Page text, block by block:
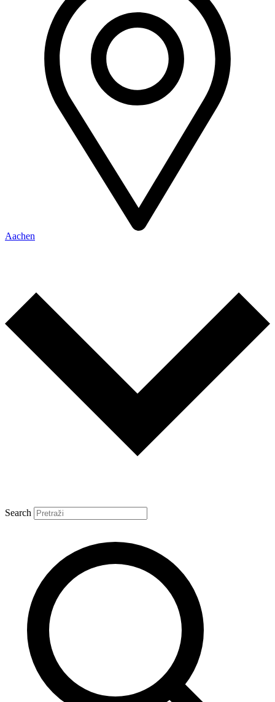
Aachen
Search